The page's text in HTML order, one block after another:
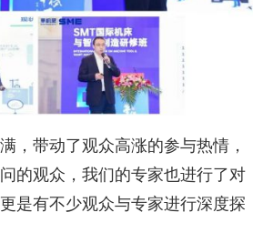
，带动了观众高涨的参与热情，
的观众，我们的专家也进行了对
是有不少观众与专家进行深度探